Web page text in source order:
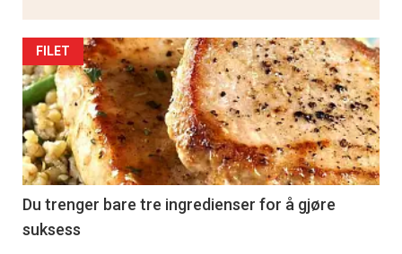
FILET
Du trenger bare tre ingredienser for å gjøre
suksess